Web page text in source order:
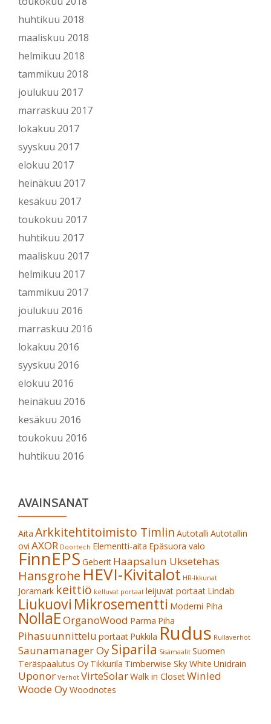
huhtikuu 2018
maaliskuu 2018
helmikuu 2018
tammikuu 2018
joulukuu 2017
marraskuu 2017
lokakuu 2017
syyskuu 2017
elokuu 2017
heinäkuu 2017
kesäkuu 2017
toukokuu 2017
huhtikuu 2017
maaliskuu 2017
helmikuu 2017
tammikuu 2017
joulukuu 2016
marraskuu 2016
lokakuu 2016
syyskuu 2016
elokuu 2016
heinäkuu 2016
kesäkuu 2016
toukokuu 2016
huhtikuu 2016
AVAINSANAT
Aita Arkkitehtitoimisto Timlin Autotalli Autotallin
ovi AXOR Doortech Elementti-aita Epäsuora valo
FinnEPS Geberit Haapsalun Uksetehas
Hansgrohe HEVI-Kivitalot HR-Ikkunat
Joramark keittiö kelluvat portaat leijuvat portaat Lindab
Liukuovi Mikrosementti Moderni Piha
NollaEOrganoWood Parma Piha
Pihasuunnittelu portaat Pukkila Rudus Rullaverhot
Saunamanager OySiparila Sisämaalit Suomen
Teräspaalutus Oy Tikkurila Timberwise Sky White Unidrain
Uponor Verhot VirteSolarWalk in ClosetWinled
Woode OyWoodnotes